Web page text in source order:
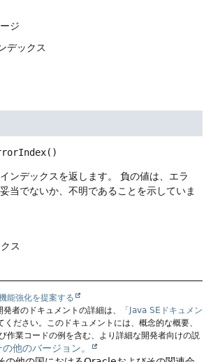
ジ
デックス
()
ンデックスを返します。
負の値は、エラ
当でないか、不明であることを示していま
ス
能強化を提案する
者のドキュメントの詳細は、
「Java SEドキュメン
ください。このドキュメントには、概念的な概要、
作業コードの例を含む、より詳細な開発者向けの説
の他のバージョン。